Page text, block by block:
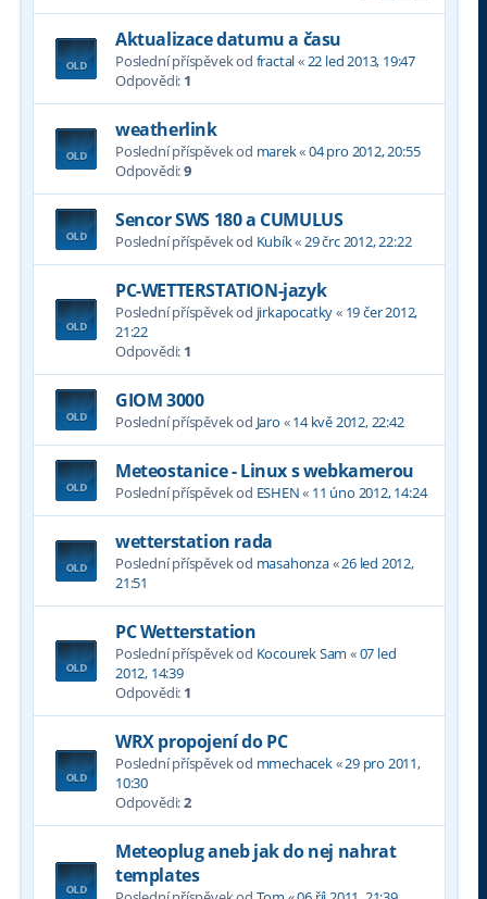
Aktualizace datumu a času
Poslední příspěvek od fractal«22 led 2013, 19:47
Odpovědi: 1
weatherlink
Poslední příspěvek od marek«04 pro 2012, 20:55
Odpovědi:9
Sencor SWS 180 a CUMULUS
Poslední příspěvek od Kubík«29 črc 2012, 22:22
PC-WETTERSTATION-jazyk
Poslední příspěvek od jirkapocatky« 19 čer 2012,
21:22
Odpovědi: 1
GIOM 3000
Poslední příspěvek od Jaro «14 kvě 2012, 22:42
Meteostanice - Linux s webkamerou
Poslední příspěvek od ESHEN« 11 úno 2012, 14:24
wetterstation rada
Poslední příspěvek od masahonza«26 led 2012,
21:51
PC Wetterstation
Poslední příspěvek od Kocourek Sam «07 led
2012, 14:39
Odpovědi: 1
WRX propojení do PC
Poslední příspěvek od mmechacek«29 pro 2011,
10:30
Odpovědi:2
Meteoplug aneb jak do nej nahrat
templates